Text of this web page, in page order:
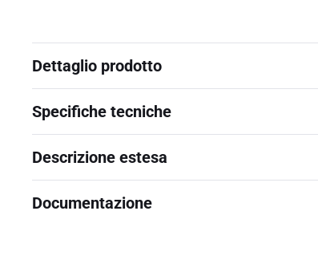
Dettaglio prodotto
Specifiche tecniche
Descrizione estesa
Documentazione